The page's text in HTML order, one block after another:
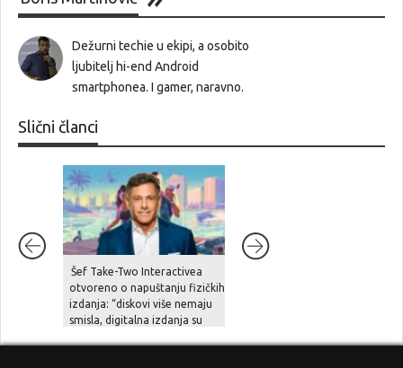
Dežurni techie u ekipi, a osobito
ljubitelj hi-end Android
smartphonea. I gamer, naravno.
Slični članci
Šef Take-Two Interactivea
otvoreno o napuštanju fizičkih
izdanja: “diskovi više nemaju
smisla, digitalna izdanja su